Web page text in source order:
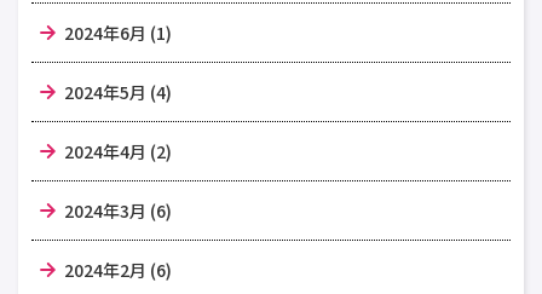
2024年6月 (1)
2024年5月 (4)
2024年4月 (2)
2024年3月 (6)
2024年2月 (6)